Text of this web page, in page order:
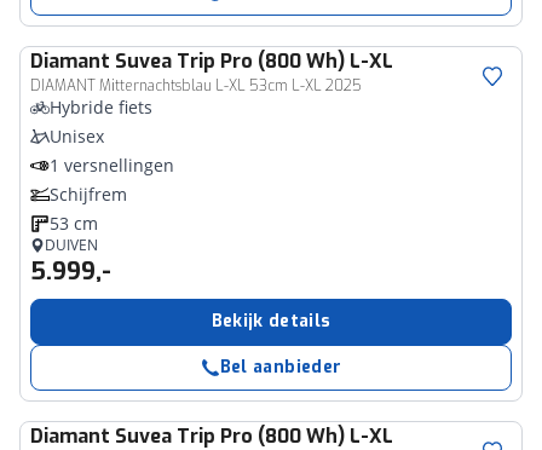
Diamant Suvea Trip Pro (800 Wh) L-XL
DIAMANT Mitternachtsblau L-XL 53cm L-XL 2025
Hybride fiets
Unisex
1 versnellingen
Schijfrem
53 cm
DUIVEN
5.999,-
Bekijk details
Bel aanbieder
Diamant Suvea Trip Pro (800 Wh) L-XL